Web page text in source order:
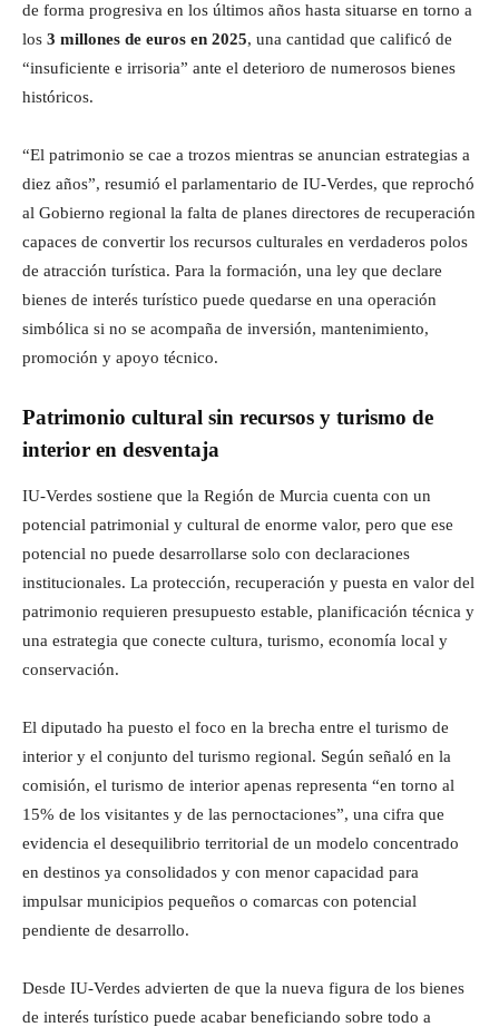
de forma progresiva en los últimos años hasta situarse en torno a
los 3 millones de euros en 2025, una cantidad que calificó de
“insuficiente e irrisoria” ante el deterioro de numerosos bienes
históricos.
“El patrimonio se cae a trozos mientras se anuncian estrategias a
diez años”, resumió el parlamentario de IU-Verdes, que reprochó
al Gobierno regional la falta de planes directores de recuperación
capaces de convertir los recursos culturales en verdaderos polos
de atracción turística. Para la formación, una ley que declare
bienes de interés turístico puede quedarse en una operación
simbólica si no se acompaña de inversión, mantenimiento,
promoción y apoyo técnico.
Patrimonio cultural sin recursos y turismo de
interior en desventaja
IU-Verdes sostiene que la Región de Murcia cuenta con un
potencial patrimonial y cultural de enorme valor, pero que ese
potencial no puede desarrollarse solo con declaraciones
institucionales. La protección, recuperación y puesta en valor del
patrimonio requieren presupuesto estable, planificación técnica y
una estrategia que conecte cultura, turismo, economía local y
conservación.
El diputado ha puesto el foco en la brecha entre el turismo de
interior y el conjunto del turismo regional. Según señaló en la
comisión, el turismo de interior apenas representa “en torno al
15% de los visitantes y de las pernoctaciones”, una cifra que
evidencia el desequilibrio territorial de un modelo concentrado
en destinos ya consolidados y con menor capacidad para
impulsar municipios pequeños o comarcas con potencial
pendiente de desarrollo.
Desde IU-Verdes advierten de que la nueva figura de los bienes
de interés turístico puede acabar beneficiando sobre todo a